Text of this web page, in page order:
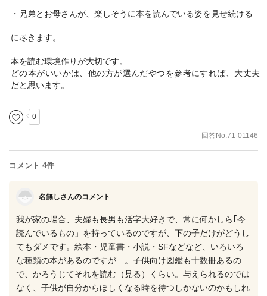
・兄弟とお母さんが、楽しそうに本を読んでいる姿を見せ続ける
に尽きます。
本を読む環境作りが大切です。
どの本がいいかは、他の方が選んだやつを参考にすれば、大丈夫
だと思います。
0
回答No.71-01146
コメント 4件
名無しさんのコメント
我が家の場合、夫婦も長男も活字大好きで、常に何かしら｢今
読んでいるもの」を持っているのですが、下の子だけがどうし
てもダメです。絵本・児童書・小説・SFなどなど、いろいろ
な種類の本があるのですが…。子供向け図鑑も十数冊あるの
で、かろうじてそれを読む（見る）くらい。与えられるのでは
なく、子供が自分からほしくなる時を待つしかないのかもしれ